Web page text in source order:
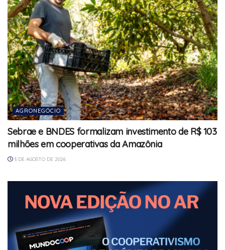
AGRONEGÓCIO
Sebrae e BNDES formalizam investimento de R$ 103
milhões em cooperativas da Amazônia
3 DE AGOSTO DE 2026